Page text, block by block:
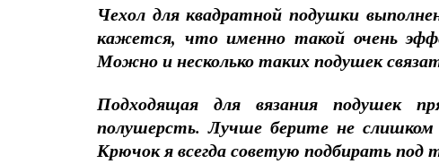
Чехол для квадратной подушки
кажется, что именно такой очень
Можно и несколько таких подушек
Подходящая для вязания подушек
полушерсть. Лучше берите не
Крючок я всегда советую подбирать